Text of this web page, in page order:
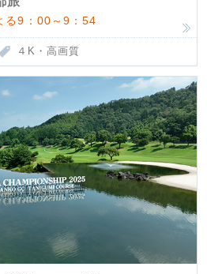
る9：00～9：54
４K・高画質